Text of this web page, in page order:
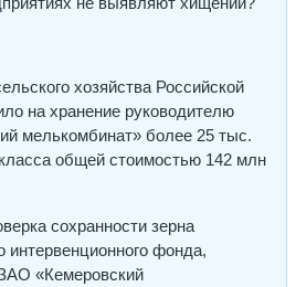
хозяйства Российской
на хранение руководителю
мелькомбинат» более 25 тыс.
общей стоимостью 142 млн
сохранности зерна
интервенционного фонда,
«Кемеровский